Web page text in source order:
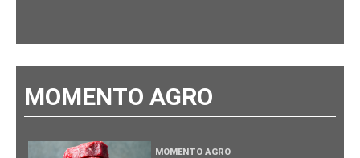
MOMENTO AGRO
MOMENTO AGRO